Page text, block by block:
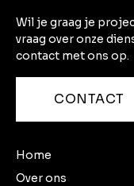
Wil je graag je
vraag over onze
contact met ons op.
CONTACT
Home
Over ons